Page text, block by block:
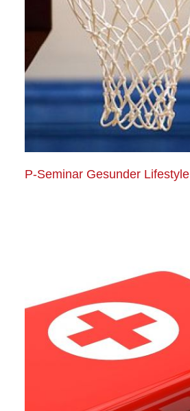
P-Seminar Gesunder Lifestyle